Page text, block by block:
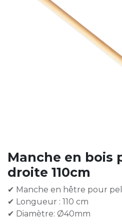
Manche en bois
droite 110cm
✔ Manche en hêtre pour
✔ Longueur : 110 cm
✔ Diamètre: Ø40mm